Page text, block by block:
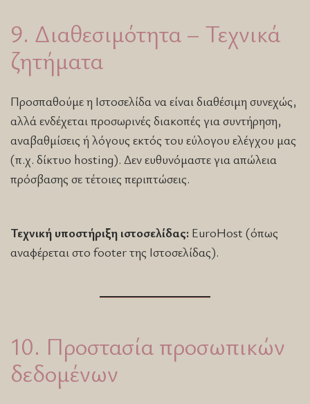
9. Διαθεσιμότητα – Τεχνικά
ζητήματα
Προσπαθούμε η Ιστοσελίδα να είναι διαθέσιμη συνεχώς,
αλλά ενδέχεται προσωρινές διακοπές για συντήρηση,
αναβαθμίσεις ή λόγους εκτός του εύλογου ελέγχου μας
(π.χ. δίκτυο hosting). Δεν ευθυνόμαστε για απώλεια
πρόσβασης σε τέτοιες περιπτώσεις.
Τεχνική υποστήριξη ιστοσελίδας: EuroHost (όπως
αναφέρεται στο footer της Ιστοσελίδας).
10. Προστασία προσωπικών
δεδομένων